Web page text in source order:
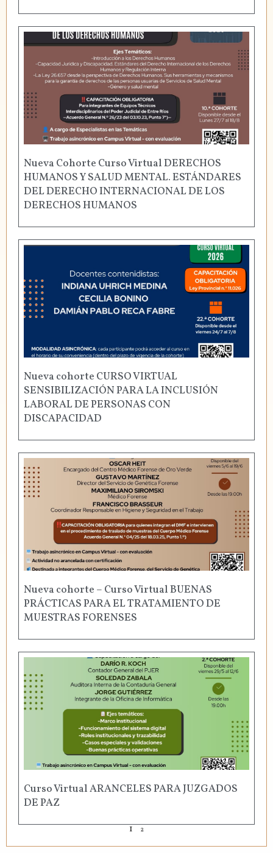
Nueva Cohorte Curso Virtual DERECHOS
HUMANOS Y SALUD MENTAL. ESTÁNDARES
DEL DERECHO INTERNACIONAL DE LOS
DERECHOS HUMANOS
Nueva cohorte CURSO VIRTUAL
SENSIBILIZACIÓN PARA LA INCLUSIÓN
LABORAL DE PERSONAS CON
DISCAPACIDAD
Nueva cohorte – Curso Virtual BUENAS
PRÁCTICAS PARA EL TRATAMIENTO DE
MUESTRAS FORENSES
Curso Virtual ARANCELES PARA JUZGADOS
DE PAZ
1 2